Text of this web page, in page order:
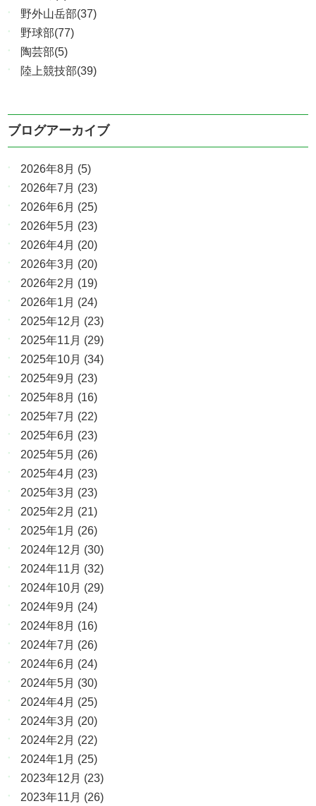
野外山岳部(37)
野球部(77)
陶芸部(5)
陸上競技部(39)
ブログアーカイブ
2026年8月 (5)
2026年7月 (23)
2026年6月 (25)
2026年5月 (23)
2026年4月 (20)
2026年3月 (20)
2026年2月 (19)
2026年1月 (24)
2025年12月 (23)
2025年11月 (29)
2025年10月 (34)
2025年9月 (23)
2025年8月 (16)
2025年7月 (22)
2025年6月 (23)
2025年5月 (26)
2025年4月 (23)
2025年3月 (23)
2025年2月 (21)
2025年1月 (26)
2024年12月 (30)
2024年11月 (32)
2024年10月 (29)
2024年9月 (24)
2024年8月 (16)
2024年7月 (26)
2024年6月 (24)
2024年5月 (30)
2024年4月 (25)
2024年3月 (20)
2024年2月 (22)
2024年1月 (25)
2023年12月 (23)
2023年11月 (26)